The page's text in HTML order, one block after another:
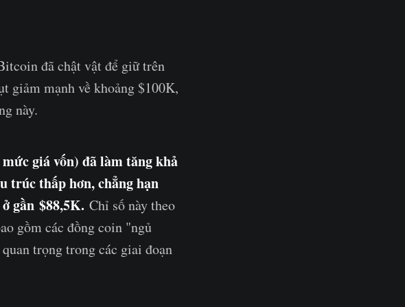
đã chật vật để giữ trên
giảm mạnh về khoảng $100K,
này.
giá vốn) đã làm tăng khả
trúc thấp hơn, chẳng hạn
gần $88,5K. Chỉ số này theo
gồm các đồng coin "ngủ
trọng trong các giai đoạn